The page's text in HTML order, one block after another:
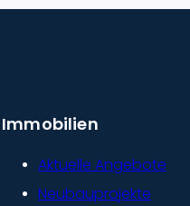
Immobilien
Aktuelle Angebote
Neubauprojekte